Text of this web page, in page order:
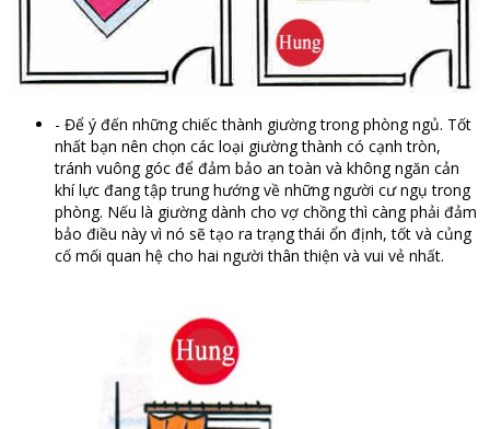
- Để ý đến những chiếc thành giường trong phòng ngủ. Tốt
nhất bạn nên chọn các loại giường thành có cạnh tròn,
tránh vuông góc để đảm bảo an toàn và không ngăn cản
khí lực đang tập trung hướng về những người cư ngụ trong
phòng. Nếu là giường dành cho vợ chồng thì càng phải đảm
bảo điều này vì nó sẽ tạo ra trạng thái ổn định, tốt và củng
cố mối quan hệ cho hai người thân thiện và vui vẻ nhất.